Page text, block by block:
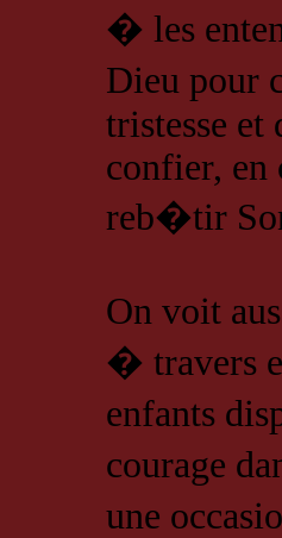
� les
Dieu pour
tristesse et
confier, en
reb�tir
On voit
� travers
enfants
courage
une